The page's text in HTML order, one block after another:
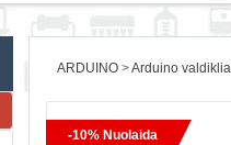
ARDUINO Arduino
-10% Nuolaida